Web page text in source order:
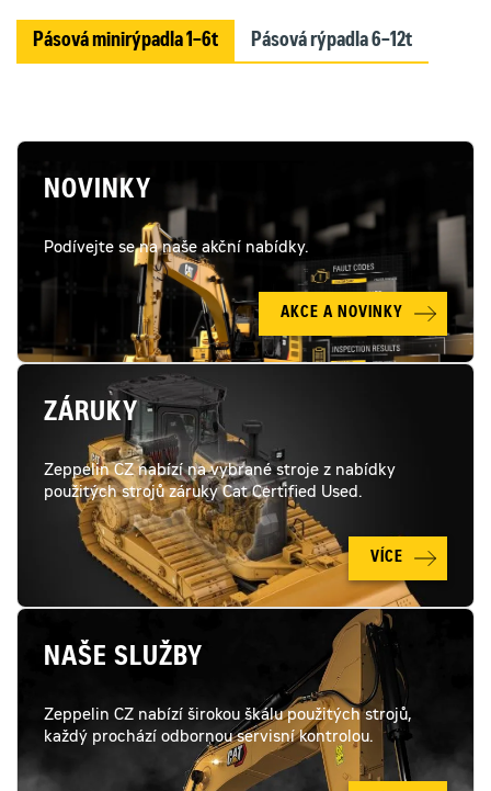
Pásová minirýpadla 1–6t Pásová rýpadla 6–12t
NOVINKY
Podívejte se na naše akční nabídky.
AKCE A NOVINKY
ZÁRUKY
Zeppelin CZ nabízí na vybrané stroje z nabídky
použitých strojů záruky Cat Certified Used.
VÍCE
NAŠE SLUŽBY
Zeppelin CZ nabízí širokou škálu použitých strojů,
každý prochází odbornou servisní kontrolou.